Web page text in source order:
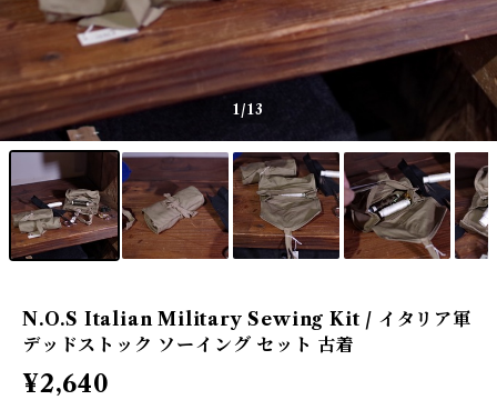
1/13
N.O.S Italian Military Sewing Kit / イタリア軍
デッドストック ソーイング セット 古着
¥2,640